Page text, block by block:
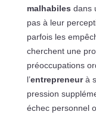
malhabiles dans
pas à leur
parfois les
cherchent une
préoccupations
l’entrepreneurà
pression
échec personnel